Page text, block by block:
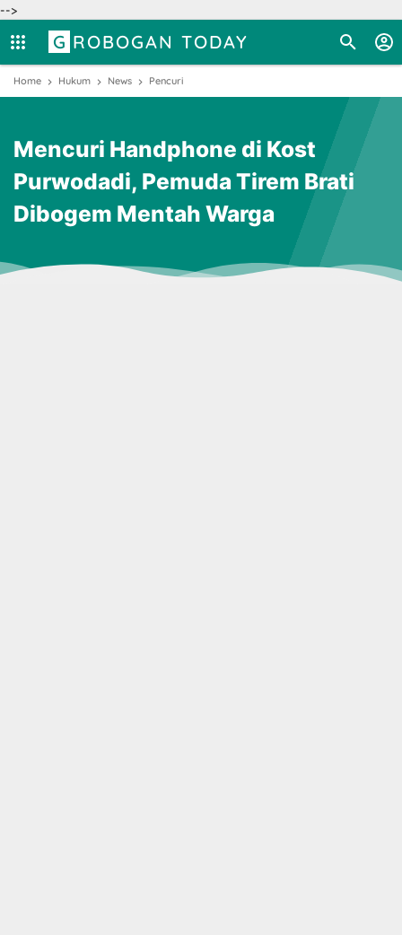
-->
GROBOGAN TODAY
Home Hukum News Pencuri
Mencuri Handphone di Kost
Purwodadi, Pemuda Tirem Brati
Dibogem Mentah Warga